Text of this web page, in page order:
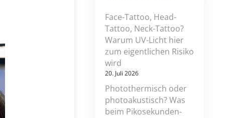
Face-Tattoo, Head-
Tattoo, Neck-Tattoo?
Warum UV-Licht hier
zum eigentlichen Risiko
wird
20. Juli 2026
Photothermisch oder
photoakustisch? Was
beim Pikosekunden-